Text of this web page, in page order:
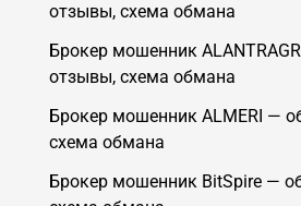
отзывы, схема обмана
Брокер мошенник
отзывы, схема обмана
Брокер мошенник ALMERI —
схема обмана
Брокер мошенник BitSpire —